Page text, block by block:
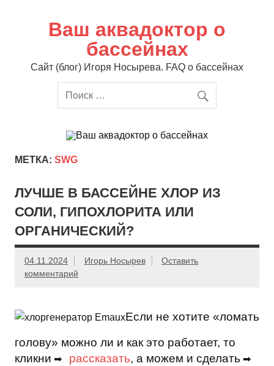
содержимомуВаш аквадоктор о
бассейнах
Сайт (блог) Игоря Носырева. FAQ о бассейнах
МЕТКА: SWG
ЛУЧШЕ В БАССЕЙНЕ ХЛОР ИЗ
СОЛИ, ГИПОХЛОРИТА ИЛИ
ОРГАНИЧЕСКИЙ?
04.11.2024 Игорь Носырев
Оставить
комментарий
Если не хотите «ломать
голову» можно ли и как это работает, то
кликни ➡ рассказать, а можем и сделать ➡